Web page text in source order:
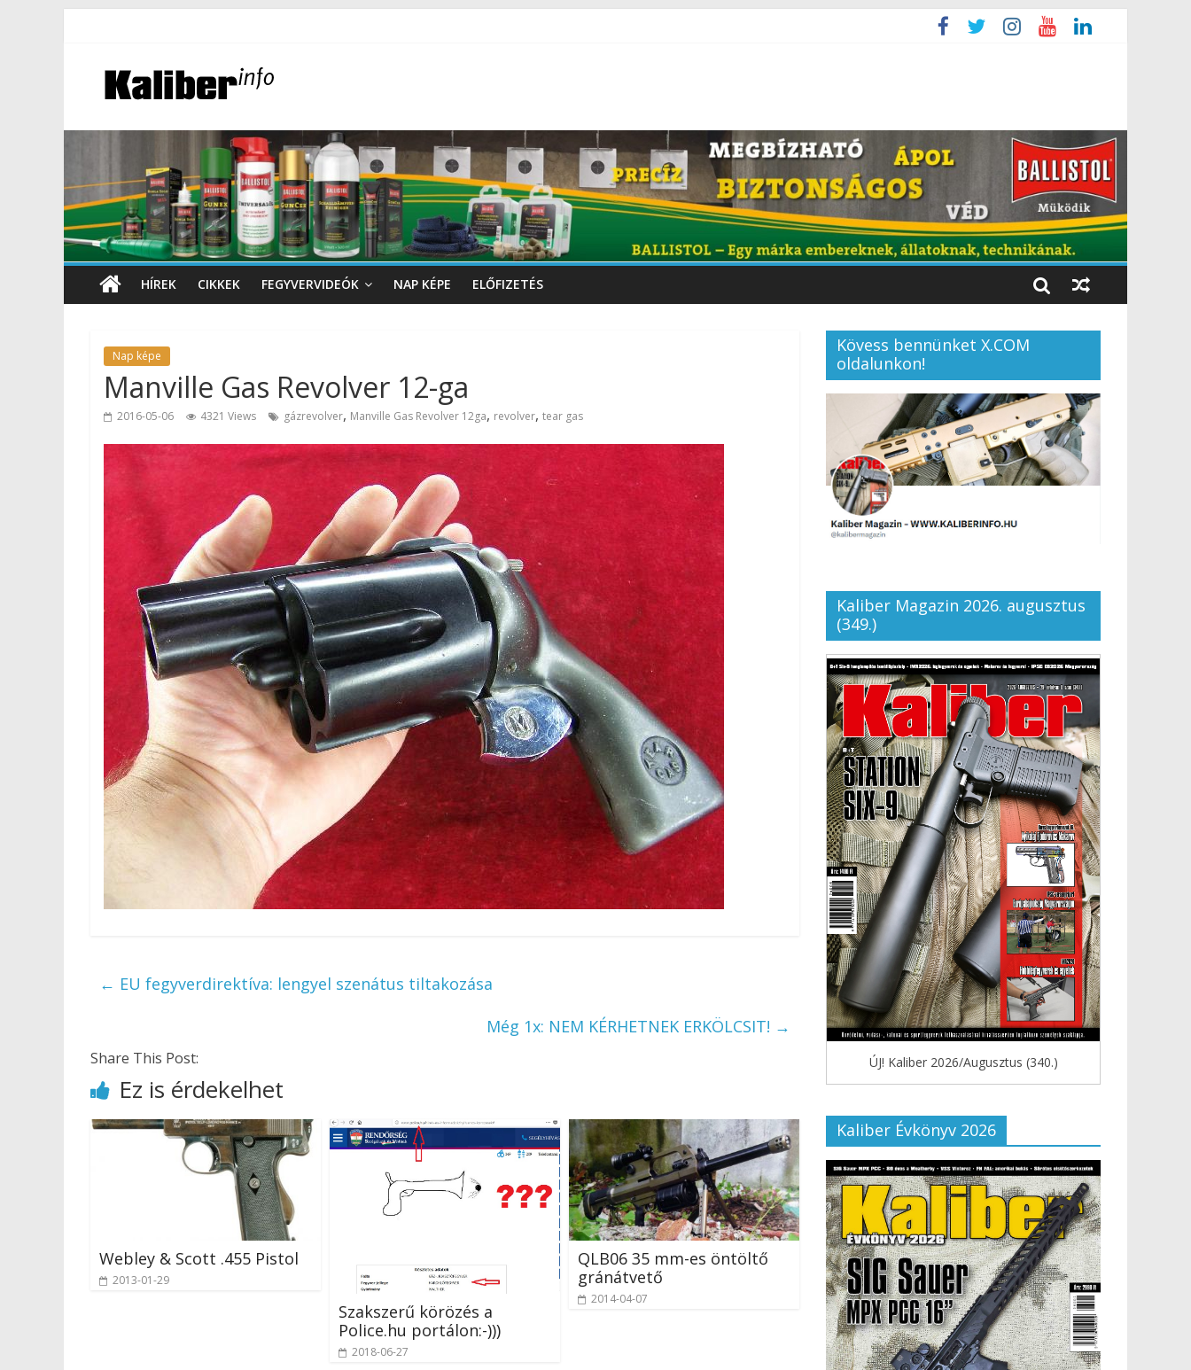
HÍREK CIKKEK FEGYVERVIDEÓK NAP KÉPE ELŐFIZETÉS
Nap képe
Manville Gas Revolver 12-ga
2016-05-06 4321 Views gázrevolver, Manville Gas Revolver 12ga, revolver, tear gas
← EU fegyverdirektíva: lengyel szenátus tiltakozása
Még 1x: NEM KÉRHETNEK ERKÖLCSIT! →
Share This Post:
Ez is érdekelhet
Webley & Scott .455 Pistol
2013-01-29
Szakszerű körözés a
Police.hu portálon:-)))
2018-06-27
QLB06 35 mm-es öntöltő
gránátvető
2014-04-07
Kövess bennünket X.COM
oldalunkon!
Kaliber Magazin 2026. augusztus
(349.)
ÚJ! Kaliber 2026/Augusztus (340.)
Kaliber Évkönyv 2026